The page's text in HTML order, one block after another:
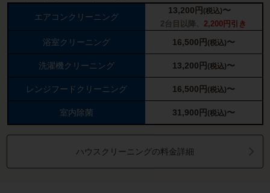
エアコンクリーニング
13,200 円 (税込)〜
2台目以降、 2,200円引き
浴室クリーニング 16,500 円 (税込)〜
洗濯機クリーニング 13,200 円 (税込)〜
レンジフードクリーニング 16,500 円 (税込)〜
室内除菌 31,900 円 (税込)〜
ハウスクリーニングの料金詳細